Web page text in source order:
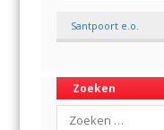
Santpoort e.o.
Zoeken
Search